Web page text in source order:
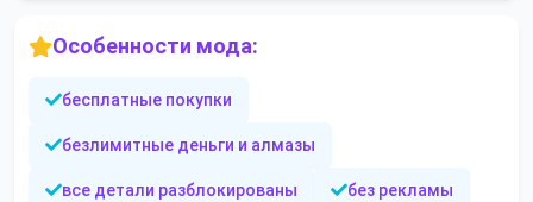
Особенности мода:
бесплатные покупки
безлимитные деньги и алмазы
все детали разблокированы без рекламы